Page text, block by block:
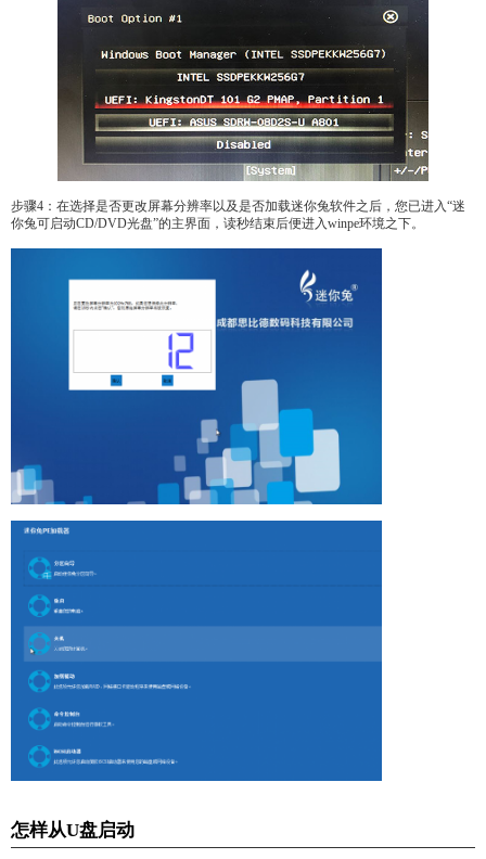
步骤4：在选择是否更改屏幕分辨率以及是否加载迷你兔软件之后，您已进入“迷
你兔可启动CD/DVD光盘”的主界面，读秒结束后便进入winpe环境之下。
怎样从U盘启动